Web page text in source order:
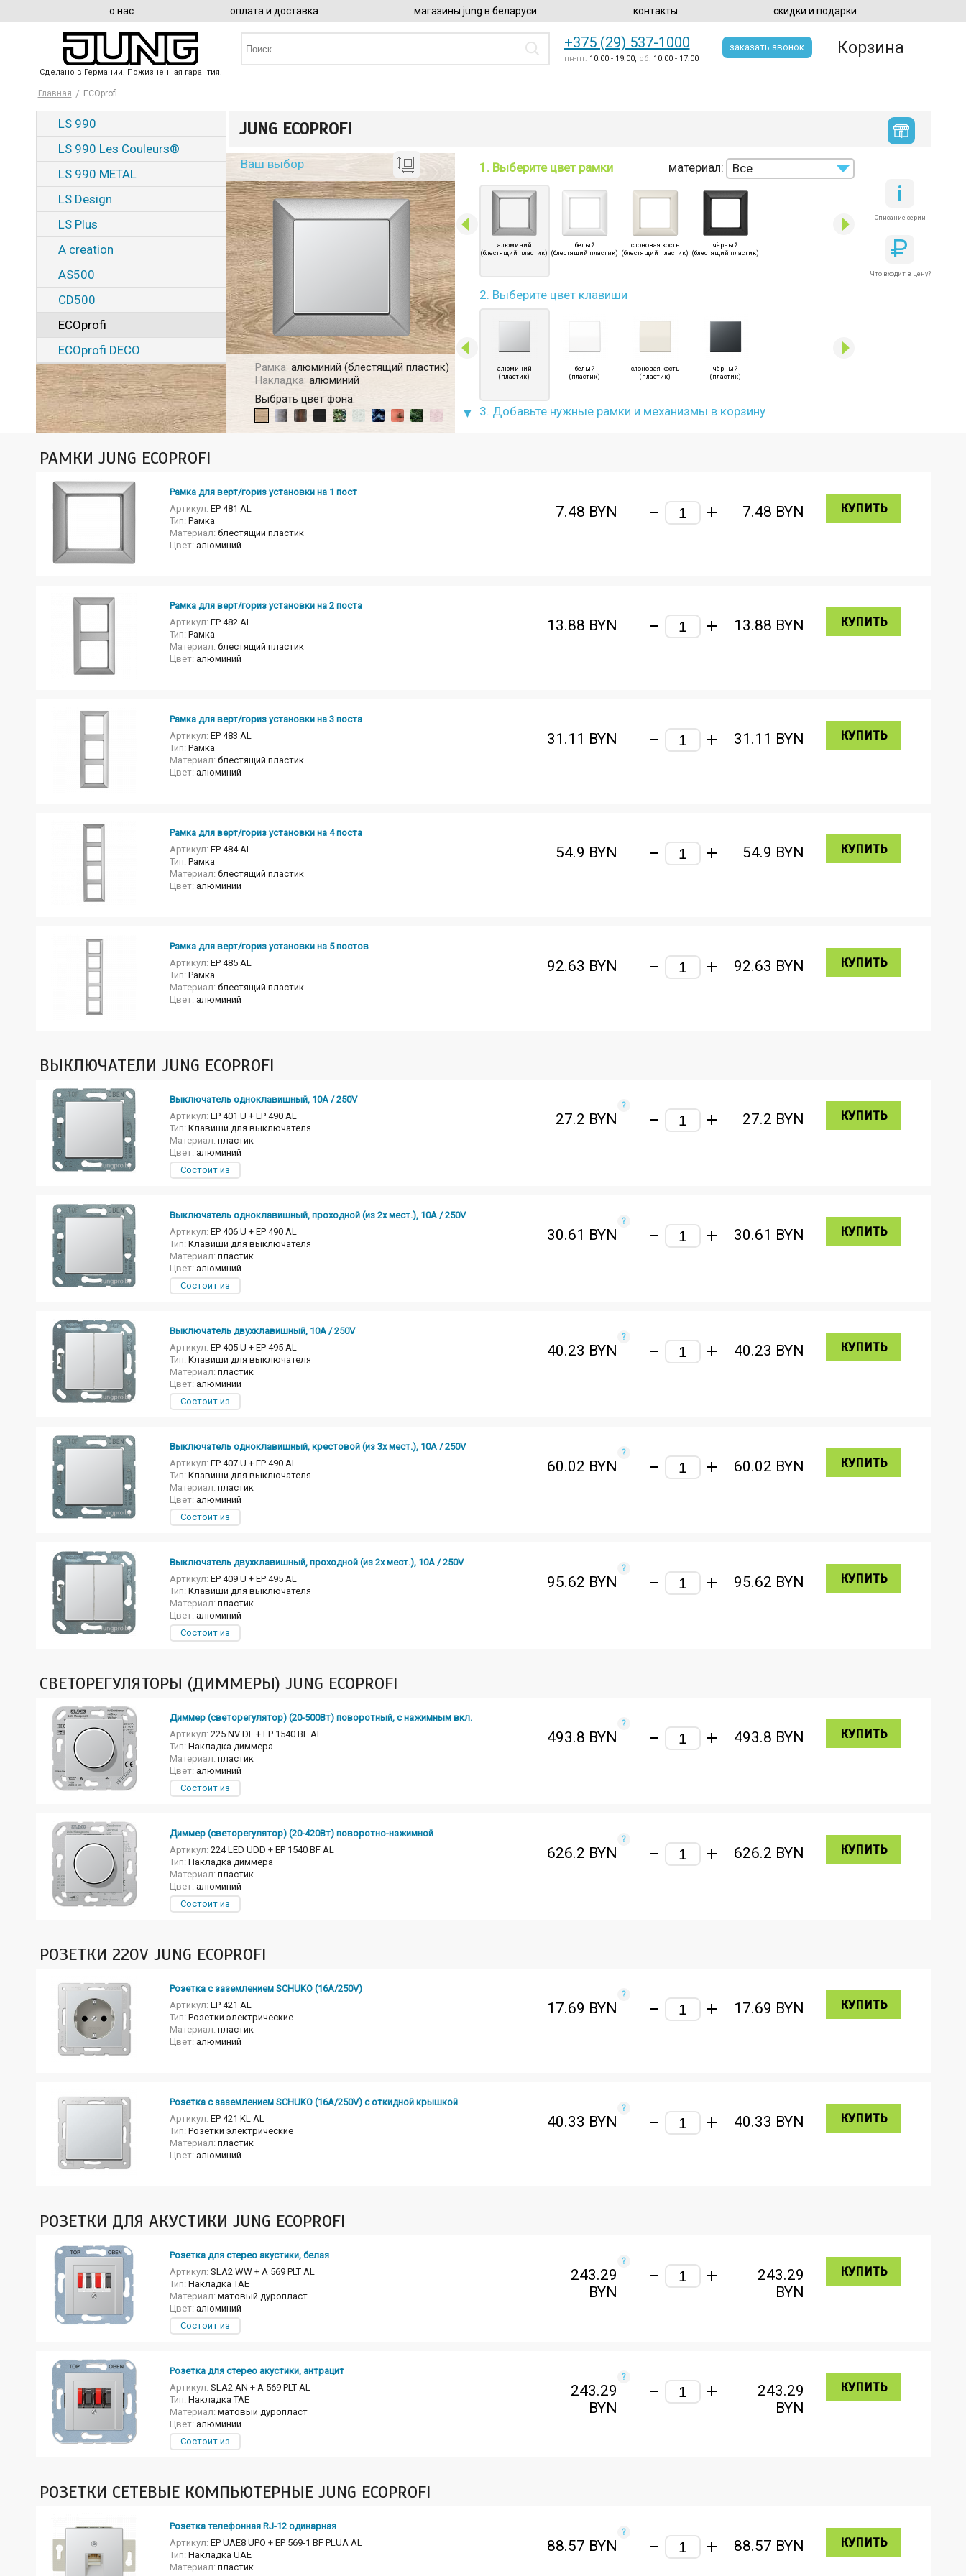
о нас оплата и доставка магазины jung в беларуси контакты скидки и подарки
Сделано в Германии. Пожизненная гарантия.
+375 (29) 537-1000
пн-пт: 10:00 - 19:00, сб: 10:00 - 17:00
заказать звонок Корзина
Главная ECOprofi
JUNG ECOPROFI
1. Выберите цвет рамки материал:
Все
алюминий
(блестящий пластик)
белый
(блестящий пластик)
слоновая кость
(блестящий пластик)
чёрный
(блестящий пластик)
2. Выберите цвет клавиши
алюминий
(пластик)
белый
(пластик)
слоновая кость
(пластик)
чёрный
(пластик)
3. Добавьте нужные рамки и механизмы в корзину
Ваш выбор
Рамка: алюминий (блестящий пластик)
Накладка: алюминий
Выбрать цвет фона:
Описание серии
Р
Что входит в цену?
LS 990
LS 990 Les Couleurs®
LS 990 METAL
LS Design
LS Plus
A creation
AS500
CD500
ECOprofi
ECOprofi DECO
РАМКИ JUNG ECOPROFI
Рамка для верт/гориз установки на 1 пост
Артикул: EP 481 AL
Тип: Рамка
Материал: блестящий пластик
Цвет: алюминий
7.48 BYN 7.48 BYN КУПИТЬ
Рамка для верт/гориз установки на 2 поста
Артикул: EP 482 AL
Тип: Рамка
Материал: блестящий пластик
Цвет: алюминий
13.88 BYN 13.88 BYN КУПИТЬ
Рамка для верт/гориз установки на 3 поста
Артикул: EP 483 AL
Тип: Рамка
Материал: блестящий пластик
Цвет: алюминий
31.11 BYN 31.11 BYN КУПИТЬ
Рамка для верт/гориз установки на 4 поста
Артикул: EP 484 AL
Тип: Рамка
Материал: блестящий пластик
Цвет: алюминий
54.9 BYN 54.9 BYN КУПИТЬ
Рамка для верт/гориз установки на 5 постов
Артикул: EP 485 AL
Тип: Рамка
Материал: блестящий пластик
Цвет: алюминий
92.63 BYN 92.63 BYN КУПИТЬ
ВЫКЛЮЧАТЕЛИ JUNG ECOPROFI
Выключатель одноклавишный, 10А / 250V
Артикул: EP 401 U + EP 490 AL
Тип: Клавиши для выключателя
Материал: пластик
Цвет: алюминий
Состоит из
27.2 BYN
?
27.2 BYN КУПИТЬ
Выключатель одноклавишный, проходной (из 2х мест.), 10А / 250V
Артикул: EP 406 U + EP 490 AL
Тип: Клавиши для выключателя
Материал: пластик
Цвет: алюминий
Состоит из
30.61 BYN
?
30.61 BYN КУПИТЬ
Выключатель двухклавишный, 10А / 250V
Артикул: EP 405 U + EP 495 AL
Тип: Клавиши для выключателя
Материал: пластик
Цвет: алюминий
Состоит из
40.23 BYN
?
40.23 BYN КУПИТЬ
Выключатель одноклавишный, крестовой (из 3х мест.), 10А / 250V
Артикул: EP 407 U + EP 490 AL
Тип: Клавиши для выключателя
Материал: пластик
Цвет: алюминий
Состоит из
60.02 BYN
?
60.02 BYN КУПИТЬ
Выключатель двухклавишный, проходной (из 2х мест.), 10А / 250V
Артикул: EP 409 U + EP 495 AL
Тип: Клавиши для выключателя
Материал: пластик
Цвет: алюминий
Состоит из
95.62 BYN
?
95.62 BYN КУПИТЬ
СВЕТОРЕГУЛЯТОРЫ (ДИММЕРЫ) JUNG ECOPROFI
Диммер (светорегулятор) (20-500Вт) поворотный, с нажимным вкл.
Артикул: 225 NV DE + EP 1540 BF AL
Тип: Накладка диммера
Материал: пластик
Цвет: алюминий
Состоит из
493.8 BYN
?
493.8 BYN КУПИТЬ
Диммер (светорегулятор) (20-420Вт) поворотно-нажимной
Артикул: 224 LED UDD + EP 1540 BF AL
Тип: Накладка диммера
Материал: пластик
Цвет: алюминий
Состоит из
626.2 BYN
?
626.2 BYN КУПИТЬ
РОЗЕТКИ 220V JUNG ECOPROFI
Розетка с заземлением SCHUKO (16A/250V)
Артикул: EP 421 AL
Тип: Розетки электрические
Материал: пластик
Цвет: алюминий
17.69 BYN
?
17.69 BYN КУПИТЬ
Розетка с заземлением SCHUKO (16A/250V) с откидной крышкой
Артикул: EP 421 KL AL
Тип: Розетки электрические
Материал: пластик
Цвет: алюминий
40.33 BYN
?
40.33 BYN КУПИТЬ
РОЗЕТКИ ДЛЯ АКУСТИКИ JUNG ECOPROFI
Розетка для стерео акустики, белая
Артикул: SLA2 WW + A 569 PLT AL
Тип: Накладка TAE
Материал: матовый дуропласт
Цвет: алюминий
Состоит из
243.29
BYN
?
243.29
BYN
КУПИТЬ
Розетка для стерео акустики, антрацит
Артикул: SLA2 AN + A 569 PLT AL
Тип: Накладка TAE
Материал: матовый дуропласт
Цвет: алюминий
Состоит из
243.29
BYN
?
243.29
BYN
КУПИТЬ
РОЗЕТКИ СЕТЕВЫЕ КОМПЬЮТЕРНЫЕ JUNG ECOPROFI
Розетка телефонная RJ-12 одинарная
Артикул: EP UAE8 UPO + EP 569-1 BF PLUA AL
Тип: Накладка UAE
Материал: пластик
88.57 BYN
?
88.57 BYN КУПИТЬ